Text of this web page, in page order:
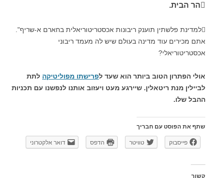
הר הבית.
למדינת פלשתין תוענק ריבונות אכסטריטוריאלית בחארם א-שריף".
אתם מכירים עוד מדינה בעולם שיש לה מעמד ריבוני
אכסטריטוריאלי?
אולי הפתרון הטוב ביותר הוא שעד לפרישתו מפוליטיקה לתת
לביילין מנת ריטאלין. שיירגע מעט ויעזוב אותנו לנפשנו עם תכניות
ההבל שלו.
שתף את הפוסט עם חבריך
פייסבוק טוויטר הדפס דואר אלקטרוני
קשור